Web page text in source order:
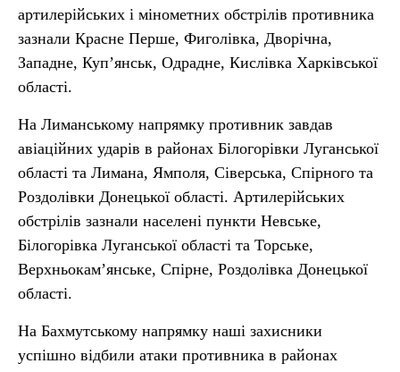
артилерійських і мінометних обстрілів противника
зазнали Красне Перше, Фиголівка, Дворічна,
Западне, Куп’янськ, Одрадне, Кислівка Харківської
області.
На Лиманському напрямку противник завдав
авіаційних ударів в районах Білогорівки Луганської
області та Лимана, Ямполя, Сіверська, Спірного та
Роздолівки Донецької області. Артилерійських
обстрілів зазнали населені пункти Невське,
Білогорівка Луганської області та Торське,
Верхньокам’янське, Спірне, Роздолівка Донецької
області.
На Бахмутському напрямку наші захисники
успішно відбили атаки противника в районах